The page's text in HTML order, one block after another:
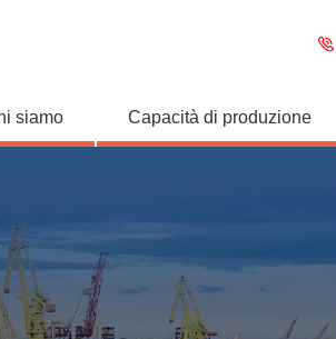
siamo Capacità di produzione